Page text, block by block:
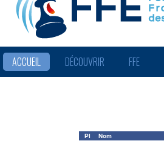
ACCUEIL DÉCOUVRIR FFE
Pl Nom